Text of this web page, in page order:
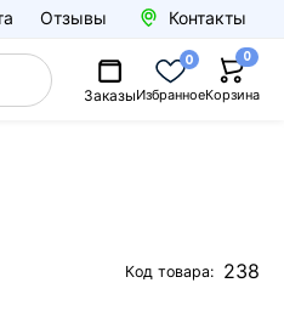
Отзывы Контакты
ЗаказыИзбранное
0
Корзина
0
Код товара: 238